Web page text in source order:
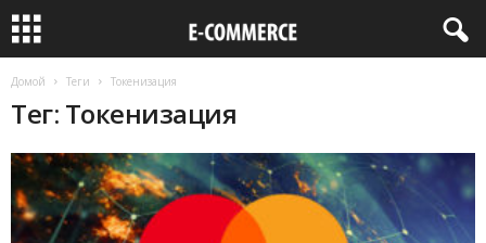
Домой Теги Токенизация
Тег: Токенизация